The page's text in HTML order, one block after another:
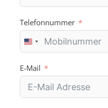
Telefonnummer
U
n
i
t
e
d
E-Mail